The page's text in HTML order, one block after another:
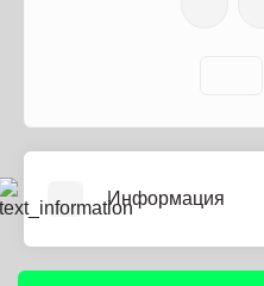
Информация